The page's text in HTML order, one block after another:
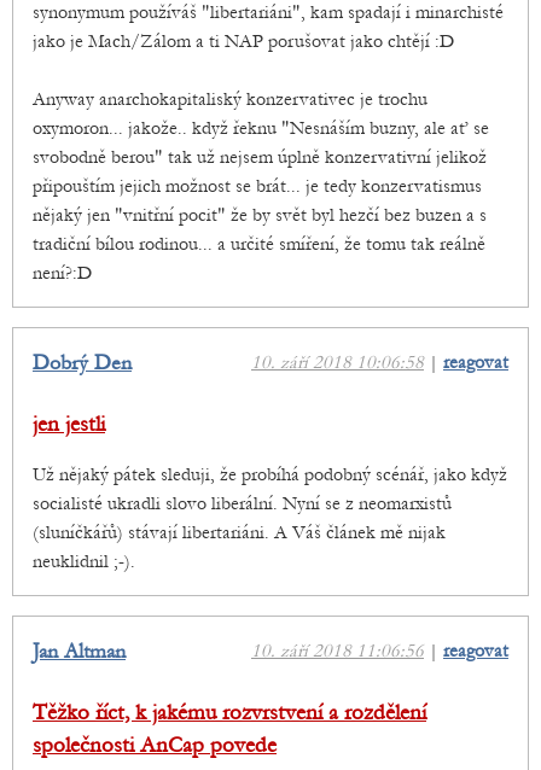
synonymum používáš "libertariáni", kam spadají i minarchisté
jako je Mach/Zálom a ti NAP porušovat jako chtějí :D
Anyway anarchokapitaliský konzervativec je trochu
oxymoron... jakože.. když řeknu "Nesnáším buzny, ale ať se
svobodně berou" tak už nejsem úplně konzervativní jelikož
připouštím jejich možnost se brát... je tedy konzervatismus
nějaký jen "vnitřní pocit" že by svět byl hezčí bez buzen a s
tradiční bílou rodinou... a určité smíření, že tomu tak reálně
není?:D
10. září 2018 10:06:58| reagovat
Dobrý Den
jen jestli
Už nějaký pátek sleduji, že probíhá podobný scénář, jako když
socialisté ukradli slovo liberální. Nyní se z neomarxistů
(sluníčkářů) stávají libertariáni. A Váš článek mě nijak
neuklidnil ;-).
10. září 2018 11:06:56 | reagovat
Jan Altman
Těžko říct, k jakému rozvrstvení a rozdělení
společnosti AnCap povede